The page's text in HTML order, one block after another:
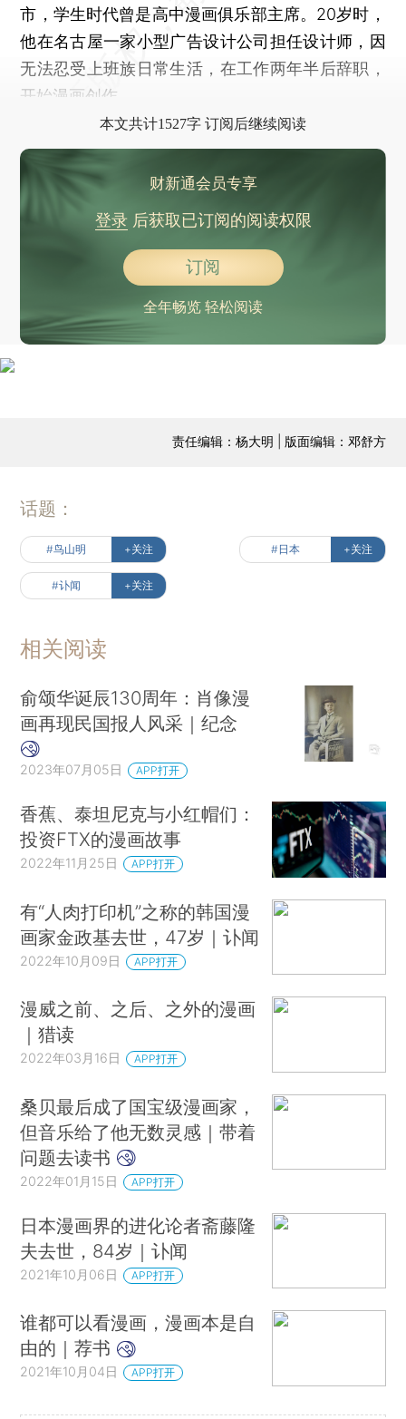
市，学生时代曾是高中漫画俱乐部主席。20岁时，
他在名古屋一家小型广告设计公司担任设计师，因
无法忍受上班族日常生活，在工作两年半后辞职，
开始漫画创作。
本文共计1527字 订阅后继续阅读
财新通会员专享
登录后获取已订阅的阅读权限
订阅
全年畅览 轻松阅读
责任编辑：杨大明 | 版面编辑：邓舒方
话题：
#鸟山明 +关注 #日本 +关注
#讣闻 +关注
相关阅读
俞颂华诞辰130周年：肖像漫
画再现民国报人风采｜纪念
2023年07月05日 APP打开
香蕉、泰坦尼克与小红帽们：
投资FTX的漫画故事
2022年11月25日 APP打开
有“人肉打印机”之称的韩国漫
画家金政基去世，47岁｜讣闻
2022年10月09日 APP打开
漫威之前、之后、之外的漫画
｜猎读
2022年03月16日 APP打开
桑贝最后成了国宝级漫画家，
但音乐给了他无数灵感｜带着
问题去读书
2022年01月15日 APP打开
日本漫画界的进化论者斋藤隆
夫去世，84岁｜讣闻
2021年10月06日 APP打开
谁都可以看漫画，漫画本是自
由的｜荐书
2021年10月04日 APP打开